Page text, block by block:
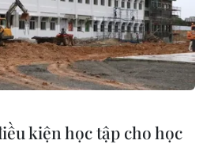
bị bắt cóc ở
quang điện
kiện học tập cho học